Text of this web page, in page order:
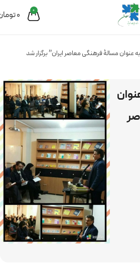
0
0
عنوان مسالۀ فرهنگی معاصر ایران” برگزار شد